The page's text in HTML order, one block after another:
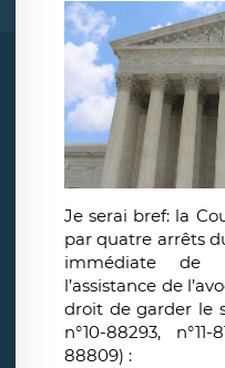
Je serai bref: la
par quatre arrêts
immédiate
l’assistance de
droit de garder le
n°10-88293,
88809) :